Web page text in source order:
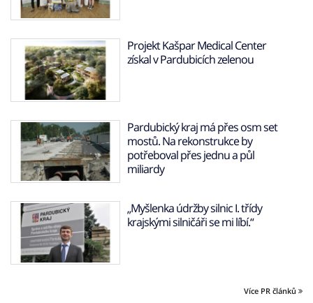
Projekt Kašpar Medical Center
získal v Pardubicích zelenou
Pardubický kraj má přes osm set
mostů. Na rekonstrukce by
potřeboval přes jednu a půl
miliardy
„Myšlenka údržby silnic I. třídy
krajskými silničáři se mi líbí.“
Více PR článků